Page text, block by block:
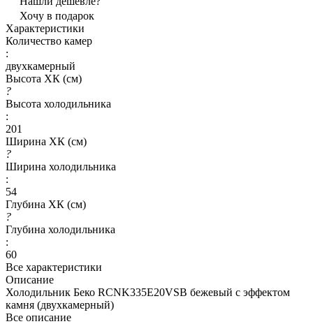
Хочу в подарок
Характеристики
Количество камер
:
двухкамерный
Высота ХК (см)
?
Высота холодильника
:
201
Ширина ХК (см)
?
Ширина холодильника
:
54
Глубина ХК (см)
?
Глубина холодильника
:
60
Все характеристики
Описание
Холодильник Беко RCNK335E20VSB бежевый с эффектом
камня (двухкамерный)
Все описание